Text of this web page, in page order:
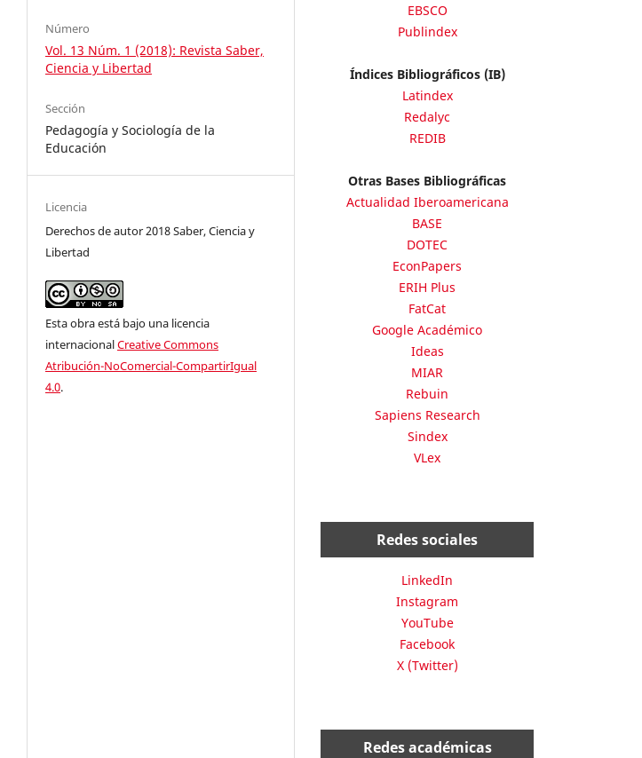
Número
Vol. 13 Núm. 1 (2018): Revista Saber,
Ciencia y Libertad
Sección
Pedagogía y Sociología de la
Educación
Licencia
Derechos de autor 2018 Saber, Ciencia y
Libertad
Esta obra está bajo una licencia
internacionalCreative Commons
Atribución-NoComercial-CompartirIgual
4.0.
EBSCO
Publindex
Índices Bibliográficos (IB)
Latindex
Redalyc
REDIB
Otras Bases Bibliográficas
Actualidad Iberoamericana
BASE
DOTEC
EconPapers
ERIH Plus
FatCat
Google Académico
Ideas
MIAR
Rebuin
Sapiens Research
Sindex
VLex
Redes sociales
LinkedIn
Instagram
YouTube
Facebook
X (Twitter)
Redes académicas